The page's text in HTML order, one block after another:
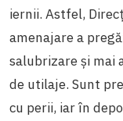
iernii. Astfel,
amenajare a
salubrizare și mai
de utilaje. Sunt
cu perii, iar în